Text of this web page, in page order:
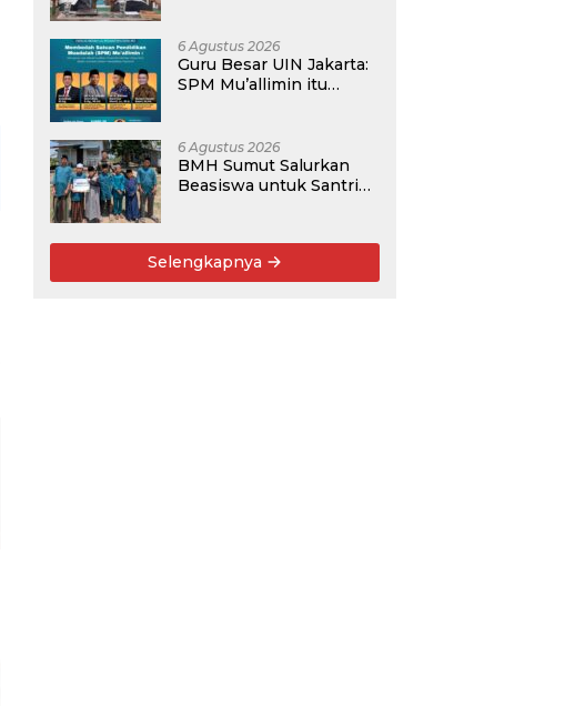
6 Agustus 2026
Guru Besar UIN Jakarta:
SPM Mu’allimin itu
6 Agustus 2026
BMH Sumut Salurkan
Beasiswa untuk Santri
Selengkapnya